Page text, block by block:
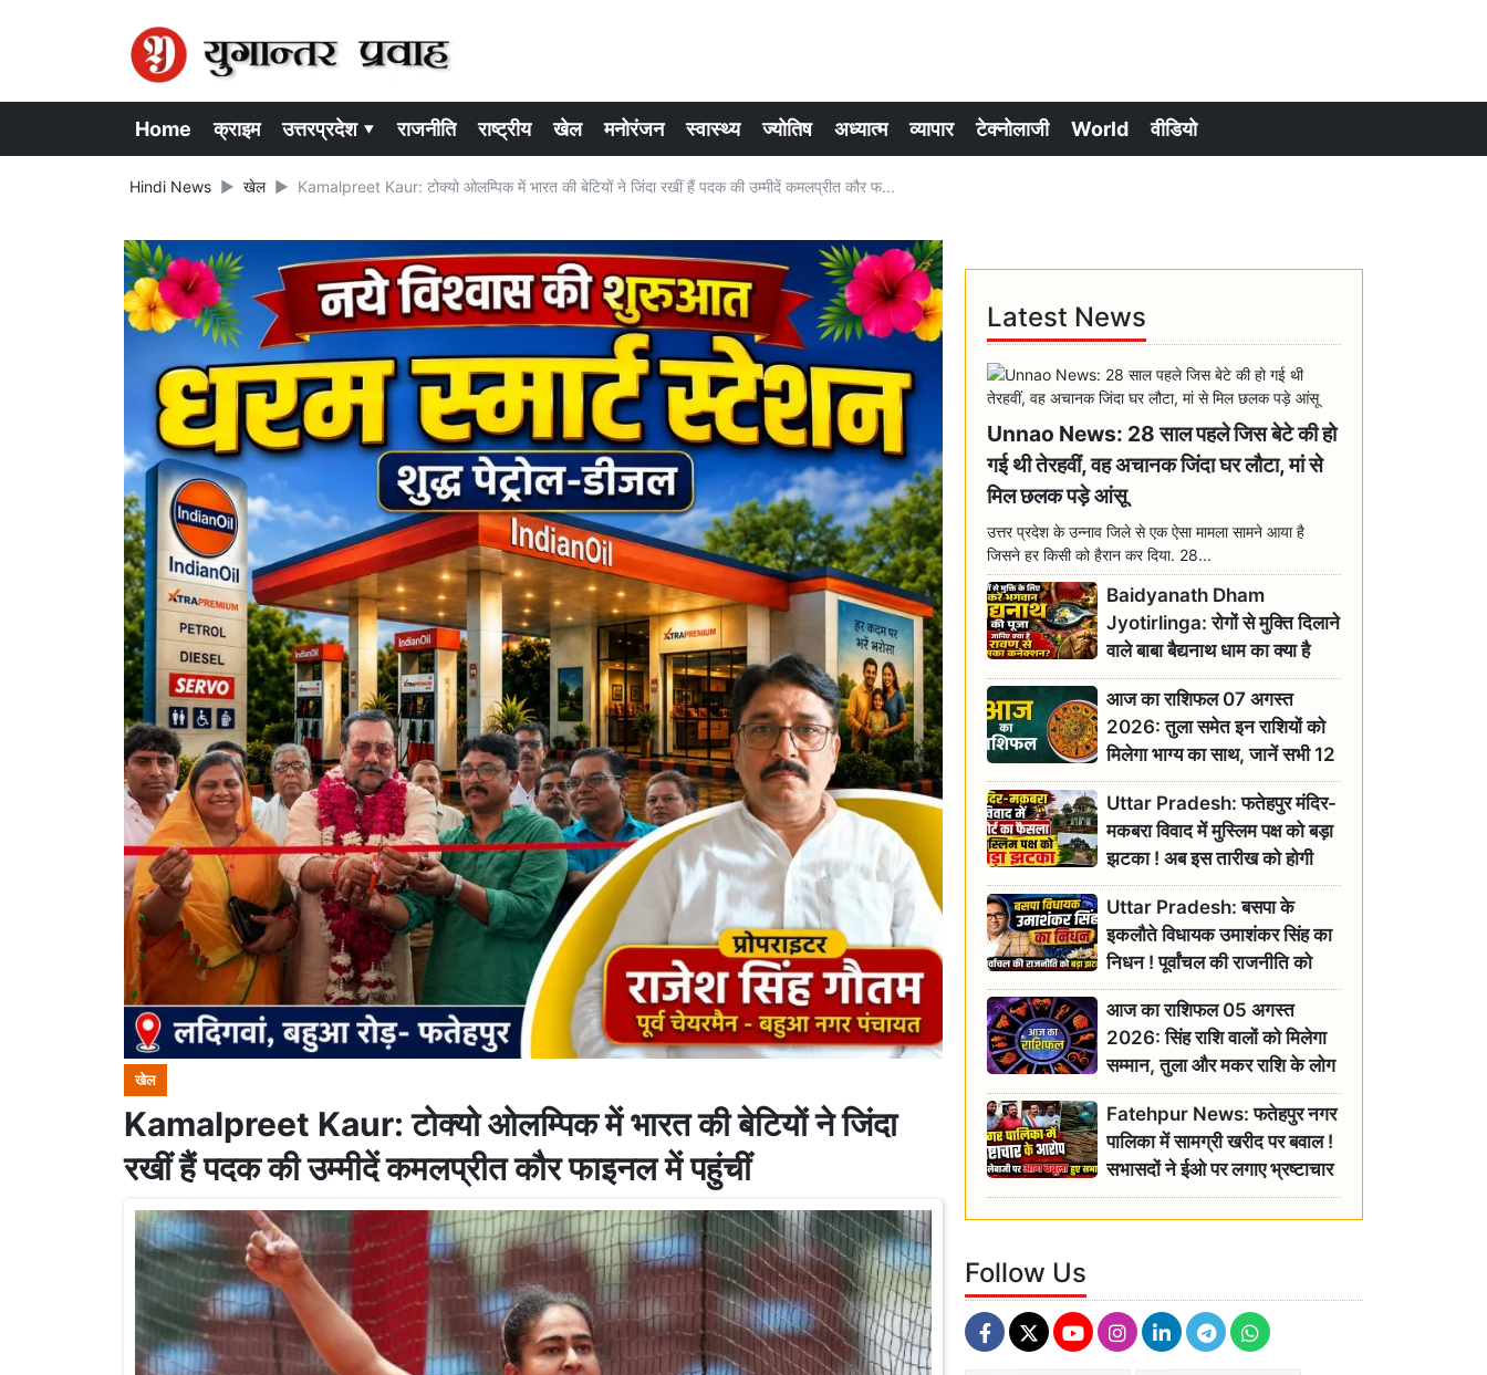
Home क्राइम उत्तरप्रदेश ▾ राजनीति राष्ट्रीय खेल मनोरंजन स्वास्थ्य ज्योतिष अध्यात्म व्यापार टेक्नोलाजी World वीडियो
Hindi News खेल Kamalpreet Kaur: टोक्यो ओलम्पिक में भारत की बेटियों ने जिंदा रखीं हैं पदक की उम्मीदें कमलप्रीत कौर फ...
खेल
Kamalpreet Kaur: टोक्यो ओलम्पिक में भारत की बेटियों ने जिंदा
रखीं हैं पदक की उम्मीदें कमलप्रीत कौर फाइनल में पहुंचीं
Latest News
Unnao News: 28 साल पहले जिस बेटे की हो
गई थी तेरहवीं, वह अचानक जिंदा घर लौटा, मां से
मिल छलक पड़े आंसू
उत्तर प्रदेश के उन्नाव जिले से एक ऐसा मामला सामने आया है
जिसने हर किसी को हैरान कर दिया. 28...
Baidyanath Dham
Jyotirlinga: रोगों से मुक्ति दिलाने
वाले बाबा बैद्यनाथ धाम का क्या है
रावण से संबंध? जानिए ज्योतिर्लिंग की
महिमा
आज का राशिफल 07 अगस्त
2026: तुला समेत इन राशियों को
मिलेगा भाग्य का साथ, जानें सभी 12
राशियों का दैनिक भाग्यफल
Uttar Pradesh: फतेहपुर मंदिर-
मकबरा विवाद में मुस्लिम पक्ष को बड़ा
झटका ! अब इस तारीख को होगी
सुनवाई
Uttar Pradesh: बसपा के
इकलौते विधायक उमाशंकर सिंह का
निधन ! पूर्वांचल की राजनीति को
बड़ा झटका, योगी ने जताया दुःख
आज का राशिफल 05 अगस्त
2026: सिंह राशि वालों को मिलेगा
सम्मान, तुला और मकर राशि के लोग
रहें सतर्क
Fatehpur News: फतेहपुर नगर
पालिका में सामग्री खरीद पर बवाल !
सभासदों ने ईओ पर लगाए भ्रष्टाचार
के गंभीर आरोप
Follow Us